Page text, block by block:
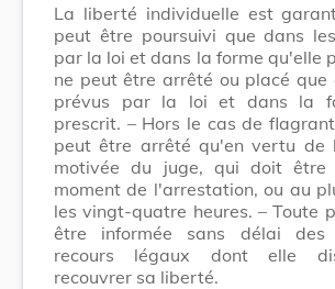
La liberté individuelle est
peut être poursuivi que dans
par la loi et dans la forme qu'elle
ne peut être arrêté ou placé que
prévus par la loi et dans la
prescrit. – Hors le cas de
peut être arrêté qu'en vertu de
motivée du juge, qui doit être
moment de l'arrestation, ou au
les vingt-quatre heures. – Toute
être informée sans délai des
recours légaux dont elle
recouvrer sa liberté.